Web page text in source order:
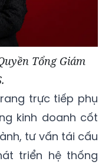
Tổng Giám
trực tiếp phụ
kinh doanh cốt